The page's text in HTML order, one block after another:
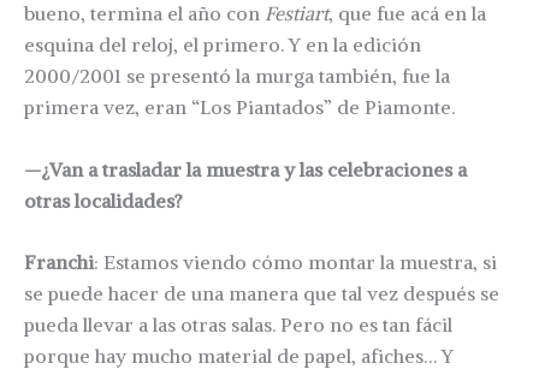
bueno, termina el año con Festiart, que fue acá en la
esquina del reloj, el primero. Y en la edición
2000/2001 se presentó la murga también, fue la
primera vez, eran “Los Piantados” de Piamonte.
—¿Van a trasladar la muestra y las celebraciones a
otras localidades?
Franchi: Estamos viendo cómo montar la muestra, si
se puede hacer de una manera que tal vez después se
pueda llevar a las otras salas. Pero no es tan fácil
porque hay mucho material de papel, afiches… Y